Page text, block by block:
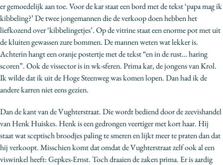
er gemoedelijk aan toe. Voor de kar staat een bord met de tekst ‘papa mag ik
kibbeling?’ De twee jongemannen die de verkoop doen hebben het
liefkozend over ‘kibbelingetjes’. Op de vitrine staat een enorme pot met uit
de kluiten gewassen zure bommen. De mannen weten wat lekker is.
Achterin hangt een oranje postertje met de tekst “en in de rust… haring
scoren”. Ook de vissector is in wk-sferen. Prima kar, de jongens van Krol.
Ik wilde dat ik uit de Hoge Steenweg was komen lopen. Dan had ik de
andere karren niet eens gezien.
Dan de kant van de Vughterstraat. Die wordt bediend door de zeevishandel
van Henk Huiskes. Henk is een gedrongen veertiger met kort haar. Hij
staat wat sceptisch broodjes paling te smeren en lijkt meer te praten dan dat
hij verkoopt. Misschien komt dat omdat de Vughterstraat zelf ook al een
viswinkel heeft: Gepkes-Ernst. Toch draaien de zaken prima. Er is aardig